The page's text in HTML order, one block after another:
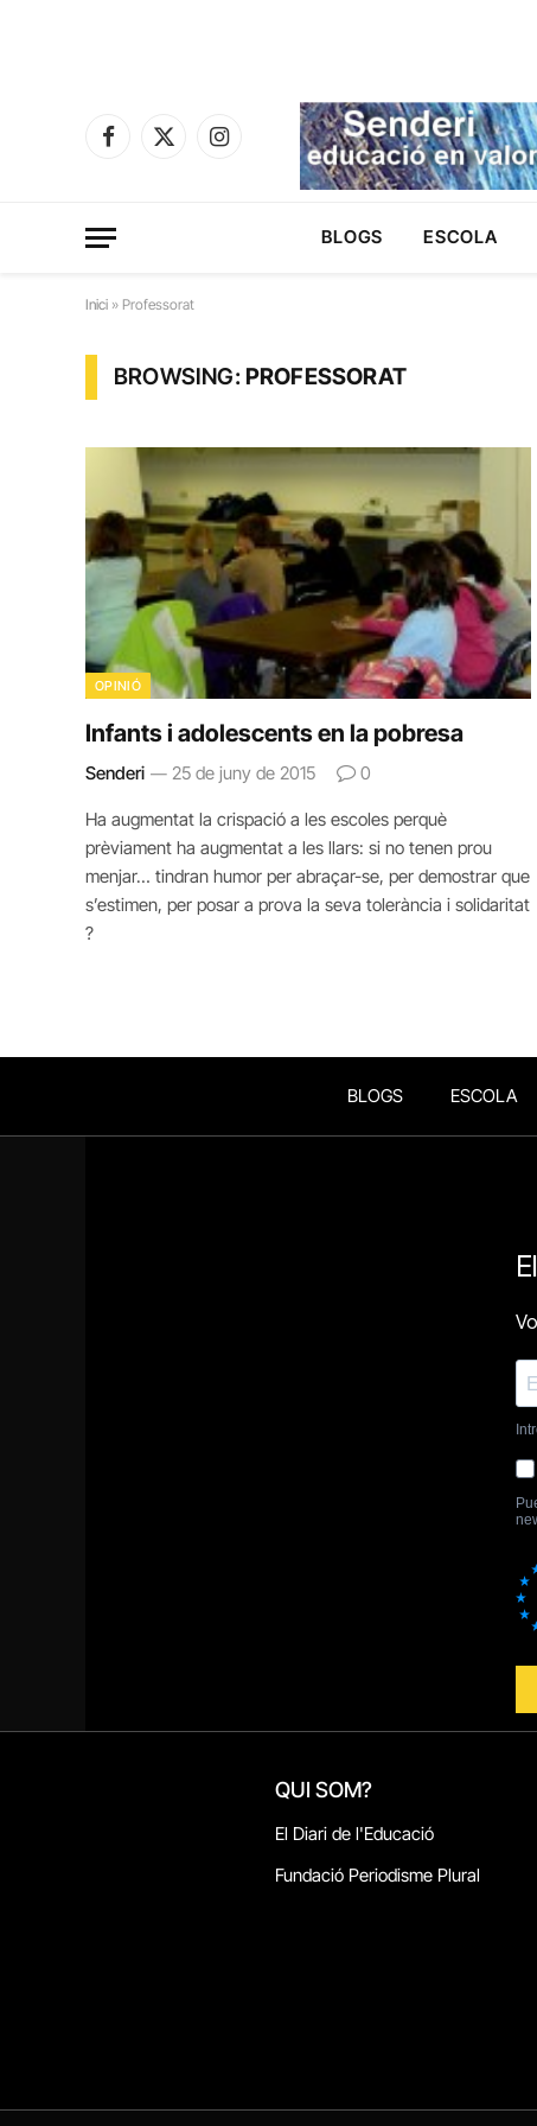
Facebook
X
Instagram
BLOGS ESCOLA
Inici » Professorat
BROWSING:PROFESSORAT
OPINIÓ
Infants i adolescents en la pobresa
Senderi 25 de juny de 2015 0
Ha augmentat la crispació a les escoles perquè
prèviament ha augmentat a les llars: si no tenen prou
menjar… tindran humor per abraçar-se, per demostrar que
s’estimen, per posar a prova la seva tolerància i solidaritat
?
BLOGS ESCOLA
QUI SOM?
El Diari de l'Educació
Fundació Periodisme Plural